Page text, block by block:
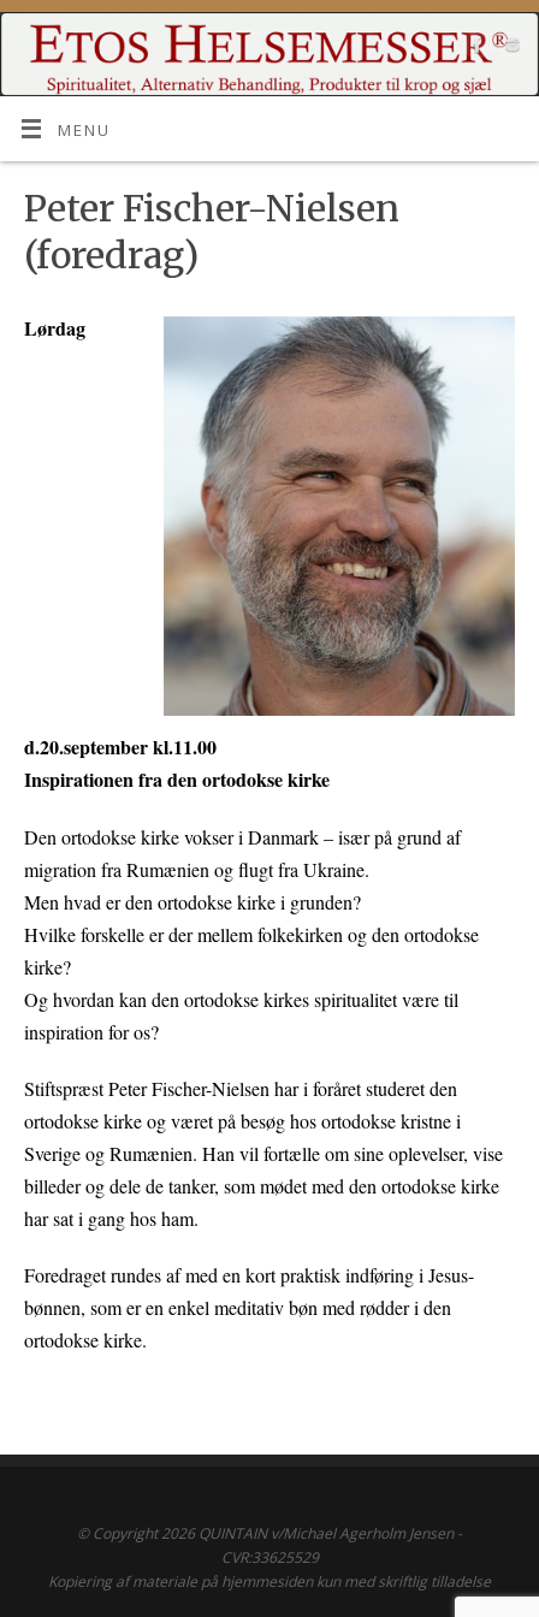
MENU
Peter Fischer-Nielsen
(foredrag)
Lørdag
d.20.september kl.11.00
Inspirationen fra den ortodokse kirke
Den ortodokse kirke vokser i Danmark – især på grund af
migration fra Rumænien og flugt fra Ukraine.
Men hvad er den ortodokse kirke i grunden?
Hvilke forskelle er der mellem folkekirken og den ortodokse
kirke?
Og hvordan kan den ortodokse kirkes spiritualitet være til
inspiration for os?
Stiftspræst Peter Fischer-Nielsen har i foråret studeret den
ortodokse kirke og været på besøg hos ortodokse kristne i
Sverige og Rumænien. Han vil fortælle om sine oplevelser, vise
billeder og dele de tanker, som mødet med den ortodokse kirke
har sat i gang hos ham.
Foredraget rundes af med en kort praktisk indføring i Jesus-
bønnen, som er en enkel meditativ bøn med rødder i den
ortodokse kirke.
© Copyright 2026 QUINTAIN v/Michael Agerholm Jensen -
CVR:33625529
Kopiering af materiale på hjemmesiden kun med skriftlig tilladelse